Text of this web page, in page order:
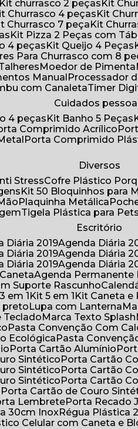
Kit churrasco 2 peças Kit
Kit Churrasco 4 peças Kit
Churrasco 7 peça Kit
Kit Pizza 2 Peças com
4 peças Kit Queijo 4 Peças
Para Churrasco com 8
Moedor de Pimenta
Manual Processador
com Canaleta
Timer
Cuidados
4 peças Kit Banho 5 Peças
Comprimido Acrílico
Porta Comprimido
Diversos
Stress Cofre Plástico
Kit 50 Bloquinhos para
Plaquinha Metálica
Tigela Plástica para Pets
Escritório
Diária 2019 Agenda Diária
Diária 2019 Agenda Diária
Diária 2019
Agenda Diária
Agenda
Suporte Rascunho
3 em 1 Kit 5 em 1 Kit Caneta e
preto Lupa com Lanterna
Teclado
Marca Texto Splash
Pasta Convenção Com
Ecológica Pasta
Porta Cartão Alumínio
Sintético Porta Cartão
Sintético Porta Cartão
Sintético Porta Cartão
Porta Cartão de Couro
Lembrete Porta Recado
30cm Inox Régua Plástica
Celular com Caneta e